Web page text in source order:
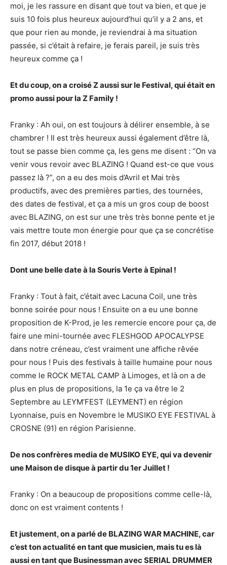
moi, je les rassure en disant que tout va bien, et que je
suis 10 fois plus heureux aujourd’hui qu’il y a 2 ans, et
que pour rien au monde, je reviendrai à ma situation
passée, si c’était à refaire, je ferais pareil, je suis très
heureux comme ça !
Et du coup, on a croisé Z aussi sur le Festival, qui était en
promo aussi pour la Z Family !
Franky : Ah oui, on est toujours à délirer ensemble, à se
chambrer ! Il est très heureux aussi également d’être là,
tout se passe bien comme ça, les gens me disent : “On va
venir vous revoir avec BLAZING ! Quand est-ce que vous
passez là ?”, on a eu des mois d’Avril et Mai très
productifs, avec des premières parties, des tournées,
des dates de festival, et ça a mis un gros coup de boost
avec BLAZING, on est sur une très très bonne pente et je
vais mettre toute mon énergie pour que ça se concrétise
fin 2017, début 2018 !
Dont une belle date à la Souris Verte à Epinal !
Franky : Tout à fait, c’était avec Lacuna Coil, une très
bonne soirée pour nous ! Ensuite on a eu une bonne
proposition de K-Prod, je les remercie encore pour ça, de
faire une mini-tournée avec FLESHGOD APOCALYPSE
dans notre créneau, c’est vraiment une affiche rêvée
pour nous ! Puis des festivals à taille humaine pour nous
comme le ROCK METAL CAMP à Limoges, et là on a de
plus en plus de propositions, la 1e ça va être le 2
Septembre au LEYM’FEST (LEYMENT) en région
Lyonnaise, puis en Novembre le MUSIKO EYE FESTIVAL à
CROSNE (91) en région Parisienne.
De nos confrères media de MUSIKO EYE, qui va devenir
une Maison de disque à partir du 1er Juillet !
Franky : On a beaucoup de propositions comme celle-là,
donc on est vraiment contents !
Et justement, on a parlé de BLAZING WAR MACHINE, car
c’est ton actualité en tant que musicien, mais tu es là
aussi en tant que Businessman avec SERIAL DRUMMER